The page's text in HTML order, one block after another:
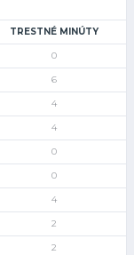
TRESTNÉ MINÚTY
0
6
4
4
0
0
4
2
2